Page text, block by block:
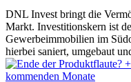
DNL Invest bringt die
Markt. Investitionskern ist
Gewerbeimmobilien im
hierbei saniert, umgebaut